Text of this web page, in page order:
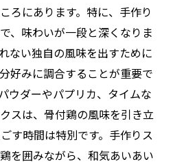
ろにあります。特に、手作り
、味わいが一段と深くなりま
ない独自の風味を出すために
好みに調合することが重要で
ウダーやパプリカ、タイムな
スは、骨付鶏の風味を引き立
す時間は特別です。手作りス
を囲みながら、和気あいあい